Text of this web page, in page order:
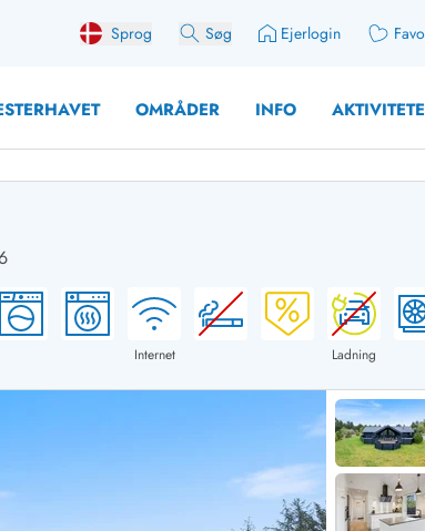
Sprog Søg Ejerlogin
OMRÅDER INFO
søndagsskift
aktivitetsrum
ladestation (elbil)
ydersæsonrabat
personer
Personer
Sommerhuse for
Sommerhuse for
Store
Sommerhuse i
Sommerhuse i
Sommerhuse i
Sommerhuse i
Sommerhuse til
Internet Ladning